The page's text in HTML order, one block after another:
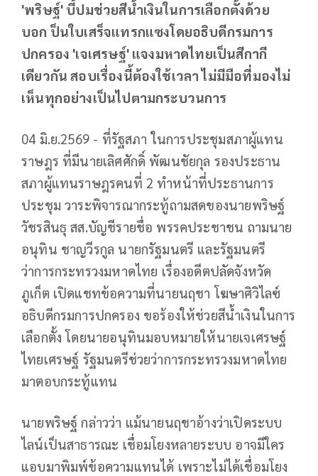
'พริษฐ์' บี้ปมช่วยสีน้ำเงินในการเลือกตั้งด้วย
บอก ป็นใบเสร็จแทรกแซงโดยอธิบดีกรมการ
ปกครอง 'เจเศรษฐ์' แจงมหาดไทยเป็นสีกากี
เดียวกัน สอบเรื่องนี้ต้องใช้เวลา ไม่มีมือที่มองไม่
เห็นทุกอย่างเป็นไปตามกระบวนการ
04 มิ.ย.2569 - ที่รัฐสภา ในการประชุมสภาผู้แทน
ราษฎร ที่มีนายเลิศศักดิ์ พัฒนชัยกุล รองประธาน
สภาผู้แทนราษฎรคนที่ 2 ทำหน้าที่ประธานการ
ประชุม วาระพิจารณากระทู้ถามสดของนายพริษฐ์
วัชรสินธุ สส.บัญชีรายชื่อ พรรคประชาชน ถามนาย
อนุทิน ชาญวีรกูล นายกรัฐมนตรี และรัฐมนตรี
ว่าการกระทรวงมหาดไทย เรื่องอดีตปลัดจังหวัด
ภูเก็ต เปิดแชทข้อความที่นายนฤชา โฆษาศิวิไลซ์
อธิบดีกรมการปกครอง ขอร้องให้ช่วยสีน้ำเงินในการ
เลือกตั้ง โดยนายอนุทินมอบหมายให้นายเจเศรษฐ์
ไทยเศรษฐ์ รัฐมนตรีช่วยว่าการกระทรวงมหาดไทย
มาตอบกระทู้แทน
นายพริษฐ์ กล่าวว่า แม้นายนฤชาอ้างว่าเปิดระบบ
ไลน์เป็นสาธารณะ เชื่อมโยงหลายระบบ อาจมีใคร
แอบมาพิมพ์ข้อความแทนได้ เพราะไม่ได้เชื่อมโยง